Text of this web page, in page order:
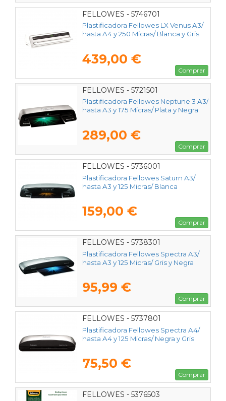
FELLOWES - 5746701
Plastificadora Fellowes LX Venus A3/
hasta A4 y 250 Micras/ Blanca y Gris
439,00 €
Comprar
FELLOWES - 5721501
Plastificadora Fellowes Neptune 3 A3/
hasta A3 y 175 Micras/ Plata y Negra
289,00 €
Comprar
FELLOWES - 5736001
Plastificadora Fellowes Saturn A3/
hasta A3 y 125 Micras/ Blanca
159,00 €
Comprar
FELLOWES - 5738301
Plastificadora Fellowes Spectra A3/
hasta A3 y 125 Micras/ Gris y Negra
95,99 €
Comprar
FELLOWES - 5737801
Plastificadora Fellowes Spectra A4/
hasta A4 y 125 Micras/ Negra y Gris
75,50 €
Comprar
FELLOWES - 5376503